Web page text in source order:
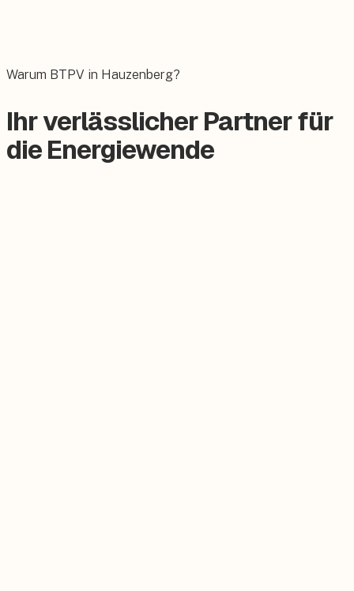
Warum BTPV in Hauzenberg?
Ihr verlässlicher Partner für
die Energiewende